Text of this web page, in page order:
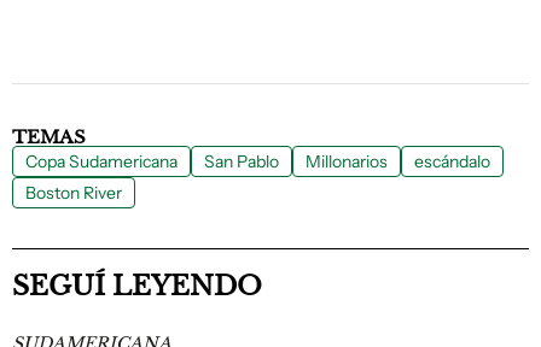
TEMAS
Copa Sudamericana San Pablo Millonarios
escándalo
Boston River
SEGUÍ LEYENDO